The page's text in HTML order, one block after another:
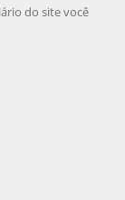
do site você